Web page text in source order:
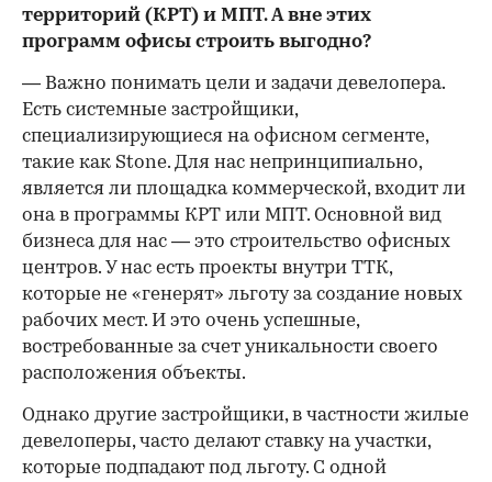
территорий (КРТ) и МПТ. А вне этих
программ офисы строить выгодно?
— Важно понимать цели и задачи девелопера.
Есть системные застройщики,
специализирующиеся на офисном сегменте,
такие как Stone. Для нас непринципиально,
является ли площадка коммерческой, входит ли
она в программы КРТ или МПТ. Основной вид
бизнеса для нас — это строительство офисных
центров. У нас есть проекты внутри ТТК,
которые не «генерят» льготу за создание новых
рабочих мест. И это очень успешные,
востребованные за счет уникальности своего
расположения объекты.
Однако другие застройщики, в частности жилые
девелоперы, часто делают ставку на участки,
которые подпадают под льготу. С одной